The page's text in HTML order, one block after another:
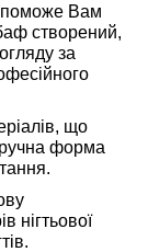
Вам
створений,
за
що
форма
нігтьової